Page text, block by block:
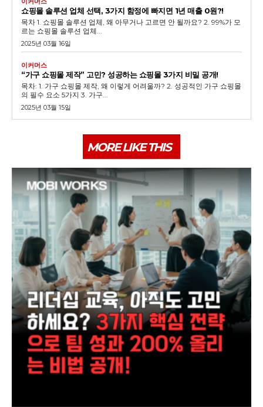
SUBSCRIBE NOW
Company
회사소개
마이페이지
광고 및 제휴문의
구독자 의견
개인정보취급방침
청소년보호정책
쇼핑몰 솔루션 업체 선택, 3가지 함정에 빠지면 1년 매출 0원?!
목차 1. 쇼핑몰 솔루션 업체, 왜 아무거나 고르면 안 될까요? 2. 99%가 모
르는 쇼핑몰 솔루션 업체...
2025년 03월 16일
이커머스
“가구 쇼핑몰 제작” 고민? 성공하는 쇼핑몰 3가지 비밀 공개!
목차: 1. 가구 쇼핑몰 제작, 왜 이렇게 어려울까? 2. 성공적인 가구 쇼핑몰
의 필수 요소 5가지 3. 가구...
2025년 03월 15일
MORE LIKE THIS